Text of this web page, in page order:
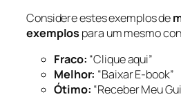
Considere estes exemplos de
exemplos para um mesmo
Fraco: “Clique aqui”
Melhor: “Baixar E-book”
Ótimo: “Receber Meu